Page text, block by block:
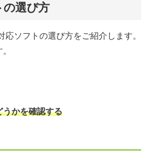
の選び方
ソフトの選び方をご紹介します。
うかを確認する